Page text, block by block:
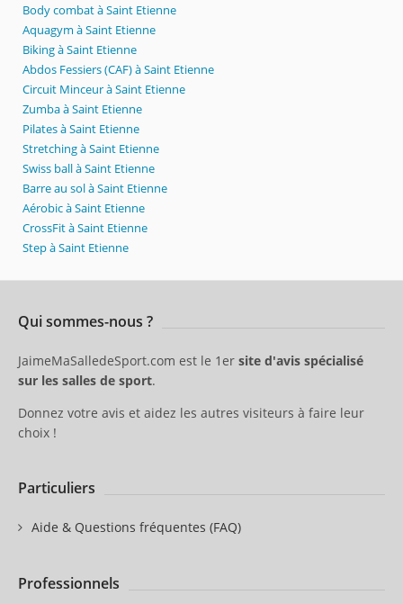
Body combat à Saint Etienne
Aquagym à Saint Etienne
Biking à Saint Etienne
Abdos Fessiers (CAF) à Saint Etienne
Circuit Minceur à Saint Etienne
Zumba à Saint Etienne
Pilates à Saint Etienne
Stretching à Saint Etienne
Swiss ball à Saint Etienne
Barre au sol à Saint Etienne
Aérobic à Saint Etienne
CrossFit à Saint Etienne
Step à Saint Etienne
Qui sommes-nous ?
JaimeMaSalledeSport.com est le 1er site d'avis spécialisé
sur les salles de sport.
Donnez votre avis et aidez les autres visiteurs à faire leur
choix !
Particuliers
Aide & Questions fréquentes (FAQ)
Professionnels